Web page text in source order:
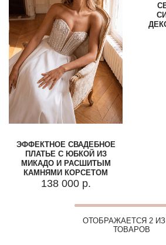
ЭФФЕКТНОЕ СВАДЕБНОЕ
ПЛАТЬЕ С ЮБКОЙ ИЗ
МИКАДО И РАСШИТЫМ
КАМНЯМИ КОРСЕТОМ
138 000 р.
ОТОБРАЖАЕТСЯ 2 ИЗ
ТОВАРОВ